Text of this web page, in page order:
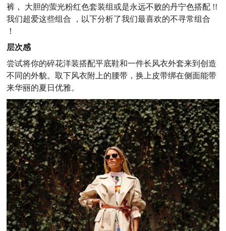
裤， 大胆的萤光粉红色套装组或是永远不败的丹宁色搭配 !!
我们超爱这些组合 ，以下分析了我们最喜欢的不寻常组合
！
层次感
尝试将你的碎花洋装搭配平底鞋和一件长风衣外套来到创造
不同的外貌。取下风衣附上的腰带，换上皮带绑在侧面能带
来华丽的夏日优雅。